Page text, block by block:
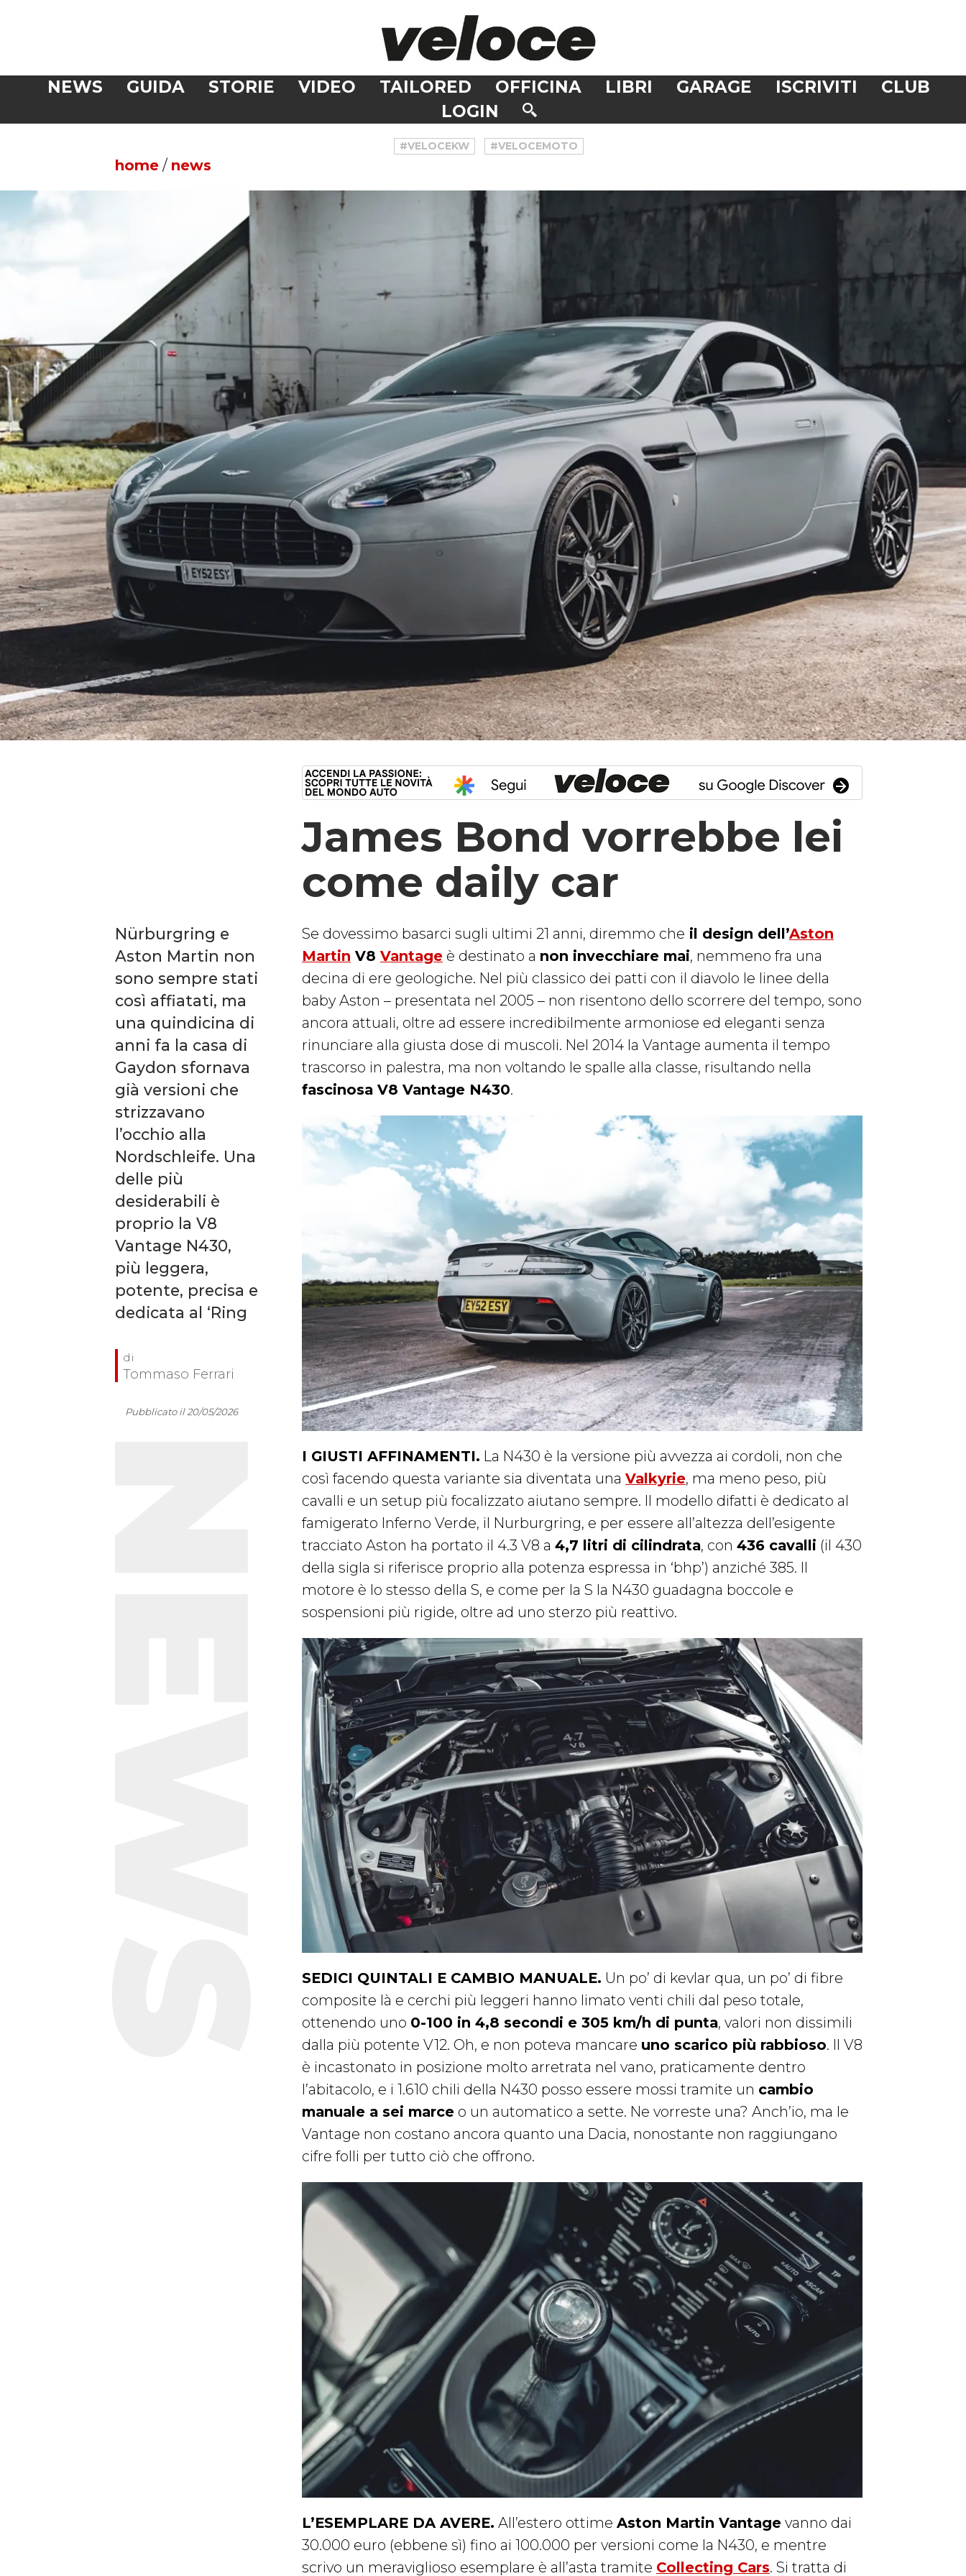
NEWS GUIDA STORIE VIDEO TAILORED OFFICINA LIBRI GARAGE ISCRIVITI
CLUB
LOGIN
#VELOCEKW #VELOCEMOTO
home / news
James Bond vorrebbe lei
come daily car
Nürburgring e
Aston Martin non
sono sempre stati
così affiatati, ma
una quindicina di
anni fa la casa di
Gaydon sfornava
già versioni che
strizzavano
l’occhio alla
Nordschleife. Una
delle più
desiderabili è
proprio la V8
Vantage N430,
più leggera,
potente, precisa e
dedicata al ‘Ring
Tommaso Ferrari
Pubblicato il 20/05/2026
Se dovessimo basarci sugli ultimi 21 anni, diremmo che il design dell’Aston
Martin V8 Vantage è destinato a non invecchiare mai, nemmeno fra una
decina di ere geologiche. Nel più classico dei patti con il diavolo le linee della
baby Aston – presentata nel 2005 – non risentono dello scorrere del tempo, sono
ancora attuali, oltre ad essere incredibilmente armoniose ed eleganti senza
rinunciare alla giusta dose di muscoli. Nel 2014 la Vantage aumenta il tempo
trascorso in palestra, ma non voltando le spalle alla classe, risultando nella
fascinosa V8 Vantage N430.
I GIUSTI AFFINAMENTI. La N430 è la versione più avvezza ai cordoli, non che
così facendo questa variante sia diventata una Valkyrie, ma meno peso, più
cavalli e un setup più focalizzato aiutano sempre. Il modello difatti è dedicato al
famigerato Inferno Verde, il Nurburgring, e per essere all’altezza dell’esigente
tracciato Aston ha portato il 4.3 V8 a 4,7 litri di cilindrata, con 436 cavalli (il 430
della sigla si riferisce proprio alla potenza espressa in ‘bhp’) anziché 385. Il
motore è lo stesso della S, e come per la S la N430 guadagna boccole e
sospensioni più rigide, oltre ad uno sterzo più reattivo.
SEDICI QUINTALI E CAMBIO MANUALE. Un po’ di kevlar qua, un po’ di fibre
composite là e cerchi più leggeri hanno limato venti chili dal peso totale,
ottenendo uno 0-100 in 4,8 secondi e 305 km/h di punta, valori non dissimili
dalla più potente V12. Oh, e non poteva mancare uno scarico più rabbioso. Il V8
è incastonato in posizione molto arretrata nel vano, praticamente dentro
l’abitacolo, e i 1.610 chili della N430 posso essere mossi tramite un cambio
manuale a sei marce o un automatico a sette. Ne vorreste una? Anch’io, ma le
Vantage non costano ancora quanto una Dacia, nonostante non raggiungano
cifre folli per tutto ciò che offrono.
L’ESEMPLARE DA AVERE. All’estero ottime Aston Martin Vantage vanno dai
30.000 euro (ebbene sì) fino ai 100.000 per versioni come la N430, e mentre
scrivo un meraviglioso esemplare è all’asta tramite Collecting Cars. Si tratta di